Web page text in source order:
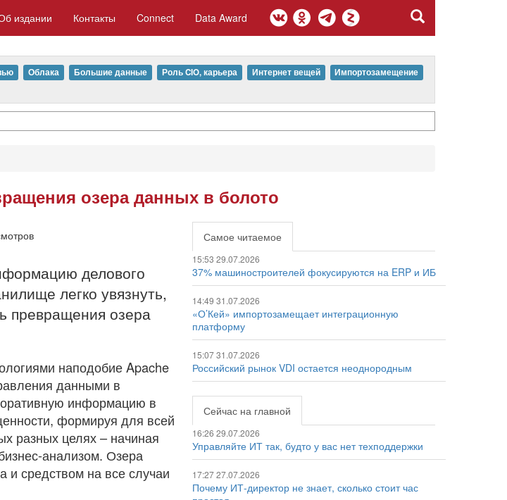
издании Контакты Connect Data Award
Облака Большие данные Роль CIO, карьера Интернет вещей
Импортозамещение
озера данных в болото
делового
легко увязнуть,
превращения озера
наподобие Apache
данными в
информацию в
формируя для всей
разных целях – начиная
анализом. Озера
и средством на все случаи
Самое читаемое
15:53 29.07.2026
37% машиностроителей фокусируются на ERP и ИБ
14:49 31.07.2026
«О’Кей» импортозамещает интеграционную
платформу
15:07 31.07.2026
Российский рынок VDI остается неоднородным
Сейчас на главной
16:26 29.07.2026
Управляйте ИТ так, будто у вас нет техподдержки
17:27 27.07.2026
Почему ИТ-директор не знает, сколько стоит час